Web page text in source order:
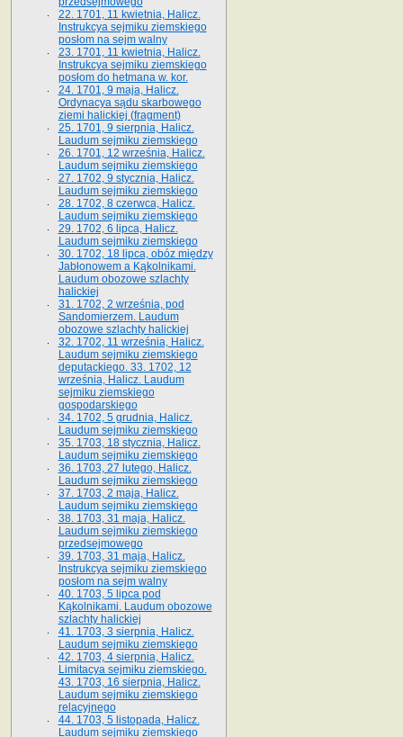
22. 1701, 11 kwietnia, Halicz.
Instrukcya sejmiku ziemskiego
posłom na sejm walny
23. 1701, 11 kwietnia, Halicz.
Instrukcya sejmiku ziemskiego
posłom do hetmana w. kor.
24. 1701, 9 maja, Halicz.
Ordynacya sądu skarbowego
ziemi halickiej (fragment)
25. 1701, 9 sierpnia, Halicz.
Laudum sejmiku ziemskiego
26. 1701, 12 września, Halicz.
Laudum sejmiku ziemskiego
27. 1702, 9 stycznia, Halicz.
Laudum sejmiku ziemskiego
28. 1702, 8 czerwca, Halicz.
Laudum sejmiku ziemskiego
29. 1702, 6 lipca, Halicz.
Laudum sejmiku ziemskiego
30. 1702, 18 lipca, obóz między
Jabłonowem a Kąkolnikami.
Laudum obozowe szlachty
halickiej
31. 1702, 2 września, pod
Sandomierzem. Laudum
obozowe szlachty halickiej
32. 1702, 11 września, Halicz.
Laudum sejmiku ziemskiego
deputackiego. 33. 1702, 12
września, Halicz. Laudum
sejmiku ziemskiego
gospodarskiego
34. 1702, 5 grudnia, Halicz.
Laudum sejmiku ziemskiego
35. 1703, 18 stycznia, Halicz.
Laudum sejmiku ziemskiego
36. 1703, 27 lutego, Halicz.
Laudum sejmiku ziemskiego
37. 1703, 2 maja, Halicz.
Laudum sejmiku ziemskiego
38. 1703, 31 maja, Halicz.
Laudum sejmiku ziemskiego
przedsejmowego
39. 1703, 31 maja, Halicz.
Instrukcya sejmiku ziemskiego
posłom na sejm walny
40. 1703, 5 lipca pod
Kąkolnikami. Laudum obozowe
szlachty halickiej
41­. 1703, 3 sierpnia, Halicz.
Laudum sejmiku ziemskiego
42. 1703, 4 sierpnia, Halicz.
Limitacya sejmiku ziemskiego.
43. 1703, 16 sierpnia, Halicz.
Laudum sejmiku ziemskiego
relacyjnego
44. 1703, 5 listopada, Halicz.
Laudum sejmiku ziemskiego